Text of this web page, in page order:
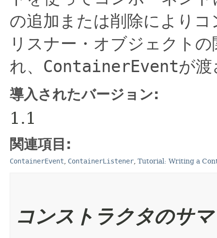
の追加または削除により
リスナー・オブジェクト
れ、 ContainerEventが
導入されたバージョン:
1.1
関連項目:
ContainerEvent ContainerListener Tutorial: Writing a
コンストラクタのサ